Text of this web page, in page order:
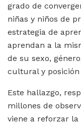
grado de
niñas y niños de
estrategia de
aprendan a la
de su sexo,
cultural y posición
Este hallazgo,
millones de
viene a reforzar la